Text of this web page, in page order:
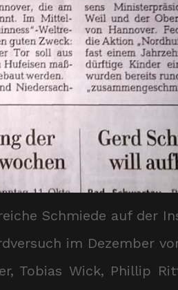
Schmiede auf der
im Dezember
Tobias Wick, Phillip